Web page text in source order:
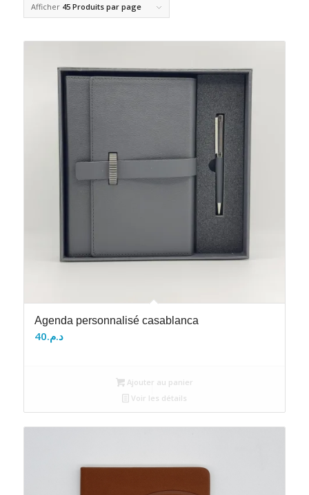
Afficher 45 Produits par page
Agenda personnalisé casablanca
د.م.40
Ajouter au panier
Voir les détails